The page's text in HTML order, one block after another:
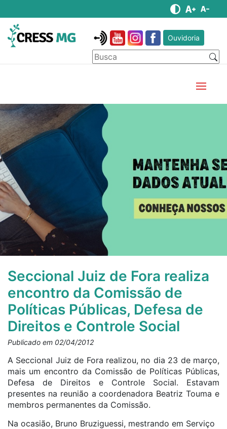
Ouvidoria
Seccional Juiz de Fora realiza
encontro da Comissão de
Políticas Públicas, Defesa de
Direitos e Controle Social
Publicado em 02/04/2012
A Seccional Juiz de Fora realizou, no dia 23 de março,
mais um encontro da Comissão de Políticas Públicas,
Defesa de Direitos e Controle Social. Estavam
presentes na reunião a coordenadora Beatriz Touma e
membros permanentes da Comissão.
Na ocasião, Bruno Bruziguessi, mestrando em Serviço